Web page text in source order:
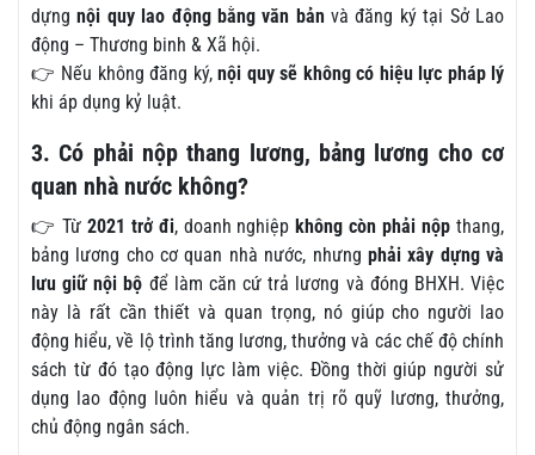
dựngnội quy lao động bằng văn bản và đăng ký tại Sở Lao
động – Thương binh & Xã hội.
👉 Nếu không đăng ký, nội quy sẽ không có hiệu lực pháp lý
khi áp dụng kỷ luật.
3. Có phải nộp thang lương, bảng lương cho cơ
quan nhà nước không?
👉 Từ 2021 trở đi, doanh nghiệpkhông còn phải nộp thang,
bảng lương cho cơ quan nhà nước, nhưng phải xây dựng và
lưu giữ nội bộ để làm căn cứ trả lương và đóng BHXH. Việc
này là rất cần thiết và quan trọng, nó giúp cho người lao
động hiểu, về lộ trình tăng lương, thưởng và các chế độ chính
sách từ đó tạo động lực làm việc. Đồng thời giúp người sử
dụng lao động luôn hiểu và quản trị rõ quỹ lương, thưởng,
chủ động ngân sách.